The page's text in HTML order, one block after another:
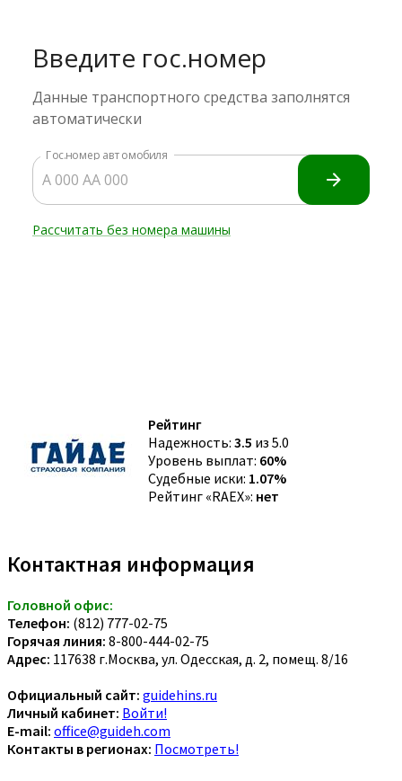
Рейтинг
Надежность: 3.5 из 5.0
Уровень выплат: 60%
Судебные иски: 1.07%
Рейтинг «RAEX»: нет
Контактная информация
Головной офис:
Телефон: (812) 777-02-75
Горячая линия: 8-800-444-02-75
Адрес: 117638 г.Москва, ул. Одесская, д. 2, помещ. 8/16
Официальный сайт: guidehins.ru
Личный кабинет: Войти!
E-mail: office@guideh.com
Контакты в регионах: Посмотреть!